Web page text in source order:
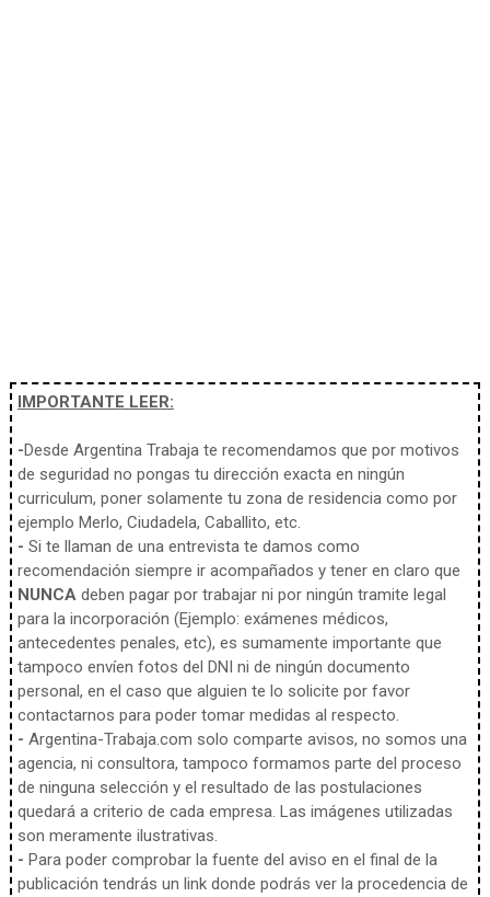
IMPORTANTE LEER:
-Desde Argentina Trabaja te recomendamos que por motivos
de seguridad no pongas tu dirección exacta en ningún
curriculum, poner solamente tu zona de residencia como por
ejemplo Merlo, Ciudadela, Caballito, etc.
- Si te llaman de una entrevista te damos como
recomendación siempre ir acompañados y tener en claro que
NUNCAdeben pagar por trabajar ni por ningún tramite legal
para la incorporación (Ejemplo: exámenes médicos,
antecedentes penales, etc), es sumamente importante que
tampoco envíen fotos del DNI ni de ningún documento
personal, en el caso que alguien te lo solicite por favor
contactarnos para poder tomar medidas al respecto.
- Argentina-Trabaja.com solo comparte avisos, no somos una
agencia, ni consultora, tampoco formamos parte del proceso
de ninguna selección y el resultado de las postulaciones
quedará a criterio de cada empresa. Las imágenes utilizadas
son meramente ilustrativas.
- Para poder comprobar la fuente del aviso en el final de la
publicación tendrás un link donde podrás ver la procedencia de